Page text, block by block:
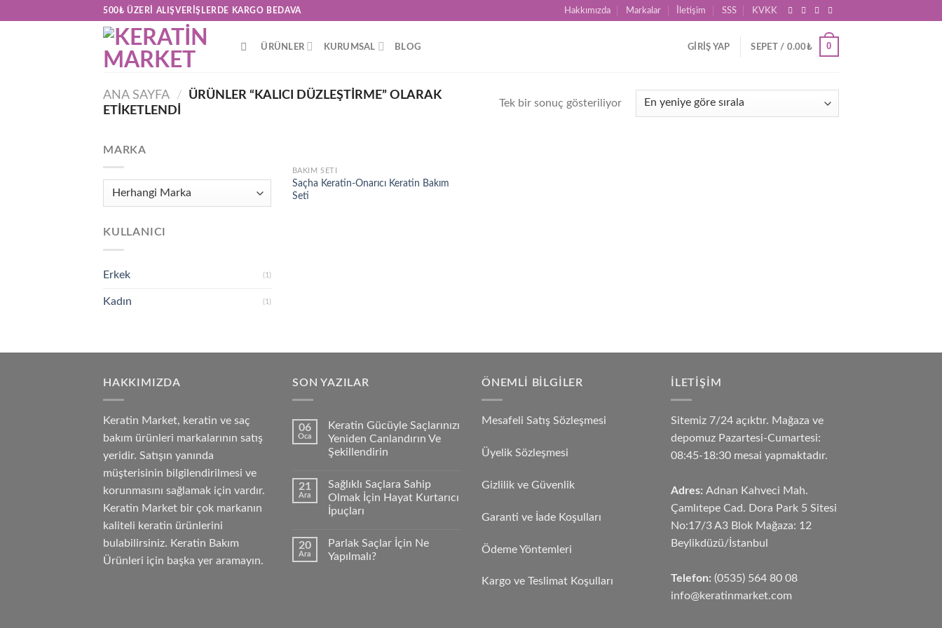
500₺ ÜZERI ALIŞVERIŞLERDE KARGO BEDAVA Hakkımızda Markalar İletişim SSS KVKK
ÜRÜNLER KURUMSAL BLOG GIRIŞ YAP SEPET / 0.00₺ 0
ANA SAYFA / ÜRÜNLER “KALICI DÜZLEŞTIRME” OLARAK
ETIKETLENDI
Tek bir sonuç gösteriliyor
MARKA
KULLANICI
Erkek (1)
Kadın (1)
Add to
BAKIM SETI
Saçha Keratin-Onarıcı Keratin Bakım
Seti
HAKKIMIZDA
Keratin Market, keratin ve saç
bakım ürünleri markalarının satış
yeridir. Satışın yanında
müşterisinin bilgilendirilmesi ve
korunmasını sağlamak için vardır.
Keratin Market bir çok markanın
kaliteli keratin ürünlerini
bulabilirsiniz. Keratin Bakım
Ürünleri için başka yer aramayın.
SON YAZILAR
06
Oca
Keratin Gücüyle Saçlarınızı
Yeniden Canlandırın Ve
Şekillendirin
21
Ara
Sağlıklı Saçlara Sahip
Olmak İçin Hayat Kurtarıcı
İpuçları
20
Ara
Parlak Saçlar İçin Ne
Yapılmalı?
ÖNEMLI BILGILER
Mesafeli Satış Sözleşmesi
Üyelik Sözleşmesi
Gizlilik ve Güvenlik
Garanti ve İade Koşulları
Ödeme Yöntemleri
Kargo ve Teslimat Koşulları
İLETIŞIM
Sitemiz 7/24 açıktır. Mağaza ve
depomuz Pazartesi-Cumartesi:
08:45-18:30 mesai yapmaktadır.
Adres: Adnan Kahveci Mah.
Çamlıtepe Cad. Dora Park 5 Sitesi
No:17/3 A3 Blok Mağaza: 12
Beylikdüzü/İstanbul
Telefon: (0535) 564 80 08
info@keratinmarket.com